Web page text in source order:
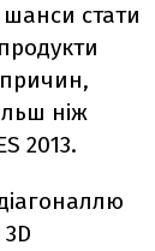
шанси стати
причин,
ніж
2013.